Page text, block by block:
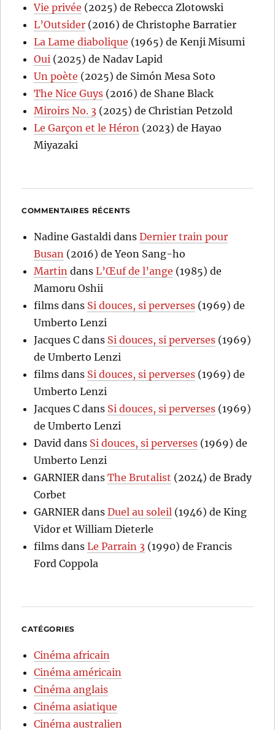
Vie privée (2025) de Rebecca Zlotowski
L’Outsider (2016) de Christophe Barratier
La Lame diabolique (1965) de Kenji Misumi
Oui (2025) de Nadav Lapid
Un poète (2025) de Simón Mesa Soto
The Nice Guys (2016) de Shane Black
Miroirs No. 3 (2025) de Christian Petzold
Le Garçon et le Héron (2023) de Hayao
Miyazaki
COMMENTAIRES RÉCENTS
Nadine Gastaldi dansDernier train pour
Busan (2016) de Yeon Sang-ho
Martin dansL’Œuf de l’ange (1985) de
Mamoru Oshii
films dans Si douces, si perverses (1969) de
Umberto Lenzi
Jacques C dans Si douces, si perverses (1969)
de Umberto Lenzi
films dans Si douces, si perverses (1969) de
Umberto Lenzi
Jacques C dans Si douces, si perverses (1969)
de Umberto Lenzi
David dans Si douces, si perverses (1969) de
Umberto Lenzi
GARNIER dansThe Brutalist (2024) de Brady
Corbet
GARNIER dansDuel au soleil (1946) de King
Vidor et William Dieterle
films dansLe Parrain 3 (1990) de Francis
Ford Coppola
CATÉGORIES
Cinéma africain
Cinéma américain
Cinéma anglais
Cinéma asiatique
Cinéma australien